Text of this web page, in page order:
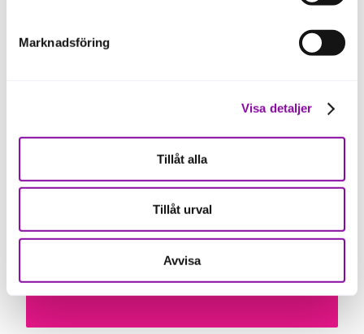
Marknadsföring
Visa detaljer
Tillåt alla
Tillåt urval
Avvisa
A selection of the companies Malin works with.
Våra portföljbolag
Brighteco